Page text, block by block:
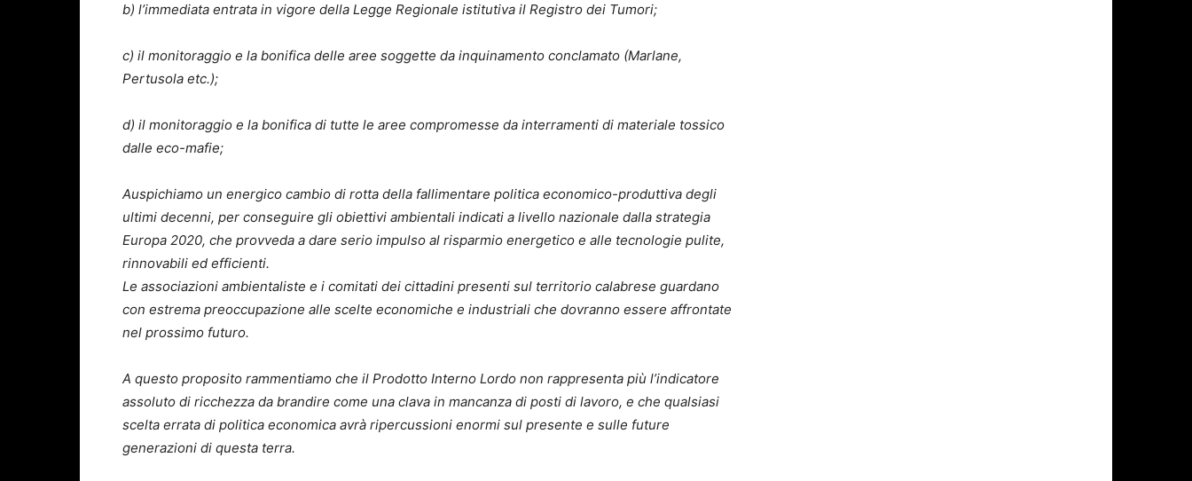
b) l’immediata entrata in vigore della Legge Regionale istitutiva il Registro dei Tumori;
c) il monitoraggio e la bonifica delle aree soggette da inquinamento conclamato (Marlane,
Pertusola etc.);
d) il monitoraggio e la bonifica di tutte le aree compromesse da interramenti di materiale tossico
dalle eco-mafie;
Auspichiamo un energico cambio di rotta della fallimentare politica economico-produttiva degli
ultimi decenni, per conseguire gli obiettivi ambientali indicati a livello nazionale dalla strategia
Europa 2020, che provveda a dare serio impulso al risparmio energetico e alle tecnologie pulite,
rinnovabili ed efficienti.
Le associazioni ambientaliste e i comitati dei cittadini presenti sul territorio calabrese guardano
con estrema preoccupazione alle scelte economiche e industriali che dovranno essere affrontate
nel prossimo futuro.
A questo proposito rammentiamo che il Prodotto Interno Lordo non rappresenta più l’indicatore
assoluto di ricchezza da brandire come una clava in mancanza di posti di lavoro, e che qualsiasi
scelta errata di politica economica avrà ripercussioni enormi sul presente e sulle future
generazioni di questa terra.